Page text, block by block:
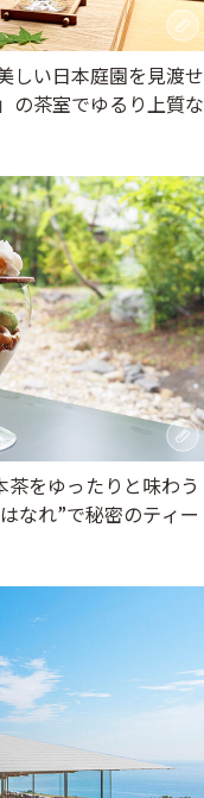
しい日本庭園を見渡せ
の茶室でゆるり上質な
をゆったりと味わう
なれ”で秘密のティー